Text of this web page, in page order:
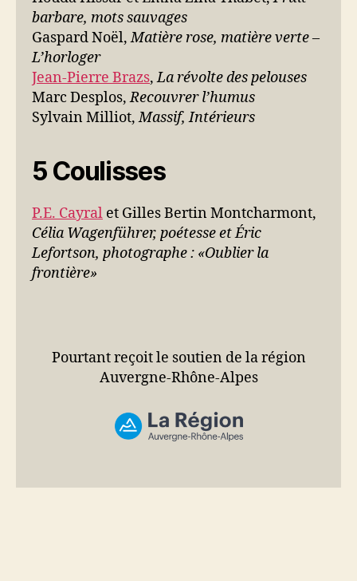
barbare, mots sauvages
Gaspard Noël,Matière rose, matière verte –
L’horloger
Jean-Pierre Brazs,La révolte des pelouses
Marc Desplos,Recouvrer l’humus
Sylvain Milliot,Massif, Intérieurs
5 Coulisses
P.E. Cayral et Gilles Bertin Montcharmont,
Célia Wagenführer, poétesse et Éric
Lefortson, photographe : «Oublier la
frontière»
Pourtant reçoit le soutien de la région
Auvergne-Rhône-Alpes